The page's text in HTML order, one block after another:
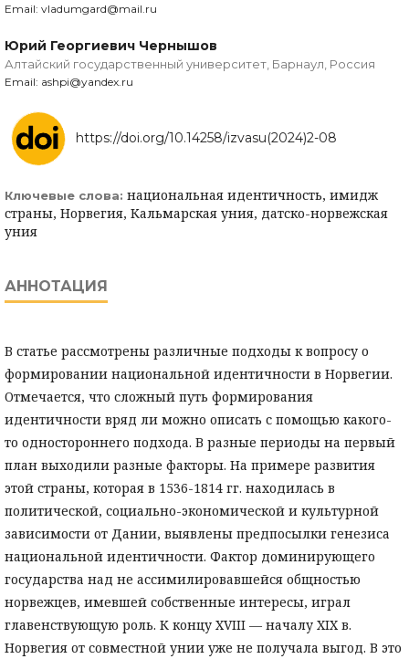
Email: vladumgard@mail.ru
Юрий Георгиевич Чернышов
Алтайский государственный университет, Барнаул, Россия
Email: ashpi@yandex.ru
https://doi.org/10.14258/izvasu(2024)2-08
Ключевые слова: национальная идентичность, имидж
страны, Норвегия, Кальмарская уния, датско-норвежская
уния
АННОТАЦИЯ
В статье рассмотрены различные подходы к вопросу о
формировании национальной идентичности в Норвегии.
Отмечается, что сложный путь формирования
идентичности вряд ли можно описать с помощью какого-
то одностороннего подхода. В разные периоды на первый
план выходили разные факторы. На примере развития
этой страны, которая в 1536-1814 гг. находилась в
политической, социально-экономической и культурной
зависимости от Дании, выявлены предпосылки генезиса
национальной идентичности. Фактор доминирующего
государства над не ассимилировавшейся общностью
норвежцев, имевшей собственные интересы, играл
главенствующую роль. К концу XVIII — началу XIX в.
Норвегия от совместной унии уже не получала выгод. В это